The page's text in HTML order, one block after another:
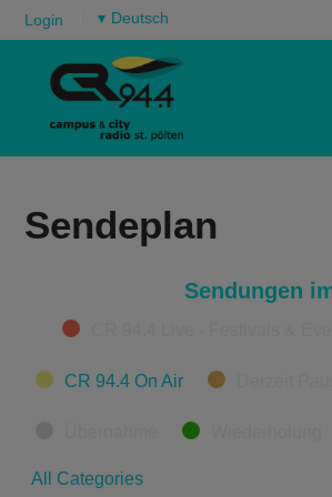
Login ▾
Sendeplan
Sendungen
Categories
CR 94.4 On Air
All Categories